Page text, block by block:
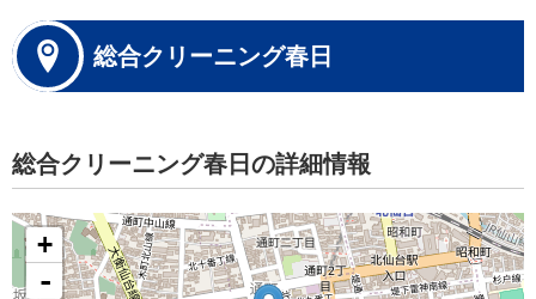
総合クリーニング春日
総合クリーニング春日の詳細情報
+
-